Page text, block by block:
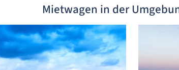
Mietwagen in der